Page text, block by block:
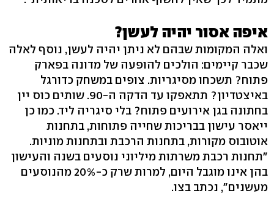
איפה אסור יהיה לעשן?
ואלה המקומות שבהם לא ניתן יהיה לעשן, נוסף לאלה
שכבר קיימים: הולכים להופעה של מדונה בפארק
פתוח? תשכחו מסיגריות. צופים במשחק כדורגל
באיצטדיון? תתאפקו עד הדקה ה‭.90-‬ שותים כוס יין
בחתונה בגן אירועים פתוח? בלי סיגריה ליד. כמו כן
ייאסר עישון בבריכות שחייה פתוחות, בתחנות
אוטובוס מקורות, בתחנות הרכבת ובתחנות מוניות.
"תחנות רכבת משרתות מיליוני נוסעים בשנה והעישון
בהן אינו מוגבל היום, למרות שרק כ‭20%-‬ מהנוסעים
מעשנים‭,"‬ נכתב בצו.